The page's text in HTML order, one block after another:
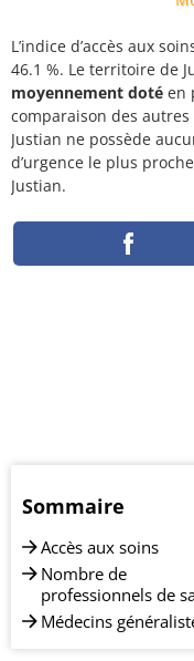
L’indice d’accès aux
46.1 %. Le territoire de
moyennement doté en
comparaison des
Justian ne possède
d’urgence le plus
Justian.
Sommaire
Accès aux soins
Nombre de
professionnels de
Médecins